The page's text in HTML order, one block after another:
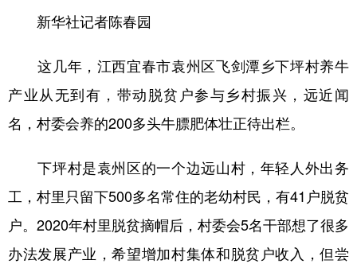
访谈 视频
食品 人居 信息化 数字经济
学术中国 乡村振兴 银龄 溯源中国
公益 一带一路 亚太网 上市公司
文化产业
新华社记者陈春园
这几年，江西宜春市袁州区飞剑潭乡下坪村养牛
产业从无到有，带动脱贫户参与乡村振兴，远近闻
名，村委会养的200多头牛膘肥体壮正待出栏。
下坪村是袁州区的一个边远山村，年轻人外出务
工，村里只留下500多名常住的老幼村民，有41户脱贫
户。2020年村里脱贫摘帽后，村委会5名干部想了很多
办法发展产业，希望增加村集体和脱贫户收入，但尝